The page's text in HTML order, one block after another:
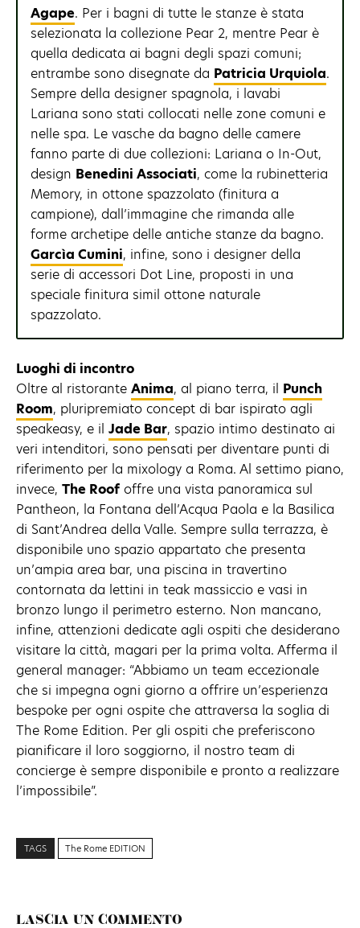
Agape. Per i bagni di tutte le stanze è stata
selezionata la collezione Pear 2, mentre Pear è
quella dedicata ai bagni degli spazi comuni;
entrambe sono disegnate da Patricia Urquiola.
Sempre della designer spagnola, i lavabi
Lariana sono stati collocati nelle zone comuni e
nelle spa. Le vasche da bagno delle camere
fanno parte di due collezioni: Lariana o In-Out,
design Benedini Associati, come la rubinetteria
Memory, in ottone spazzolato (finitura a
campione), dall’immagine che rimanda alle
forme archetipe delle antiche stanze da bagno.
Garcìa Cumini, infine, sono i designer della
serie di accessori Dot Line, proposti in una
speciale finitura simil ottone naturale
spazzolato.
Luoghi di incontro
Oltre al ristorante Anima, al piano terra, il Punch
Room, pluripremiato concept di bar ispirato agli
speakeasy, e il Jade Bar, spazio intimo destinato ai
veri intenditori, sono pensati per diventare punti di
riferimento per la mixology a Roma. Al settimo piano,
invece, The Roof offre una vista panoramica sul
Pantheon, la Fontana dell’Acqua Paola e la Basilica
di Sant’Andrea della Valle. Sempre sulla terrazza, è
disponibile uno spazio appartato che presenta
un’ampia area bar, una piscina in travertino
contornata da lettini in teak massiccio e vasi in
bronzo lungo il perimetro esterno. Non mancano,
infine, attenzioni dedicate agli ospiti che desiderano
visitare la città, magari per la prima volta. Afferma il
general manager: “Abbiamo un team eccezionale
che si impegna ogni giorno a offrire un’esperienza
bespoke per ogni ospite che attraversa la soglia di
The Rome Edition. Per gli ospiti che preferiscono
pianificare il loro soggiorno, il nostro team di
concierge è sempre disponibile e pronto a realizzare
l’impossibile”.
TAGS The Rome EDITION
LASCIA UN COMMENTO